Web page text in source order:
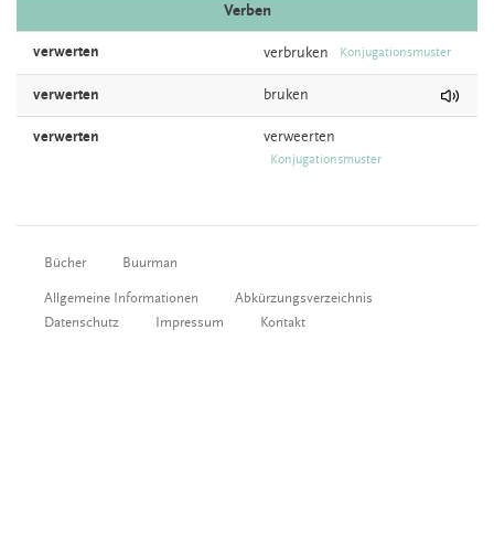
Verben
verwerten verbruken Konjugationsmuster
verwerten bruken
verwerten verweerten
Konjugationsmuster
Bücher Buurman
Allgemeine Informationen
Abkürzungsverzeichnis
Datenschutz
Impressum Kontakt